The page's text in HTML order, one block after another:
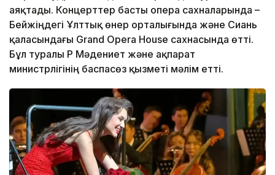
аяқтады. Концерттер басты опера сахналарында –
Бейжіңдегі Ұлттық өнер орталығында және Сиань
қаласындағы Grand Opera House сахнасында өтті.
Бұл туралы ҚР Мәдениет және ақпарат
министрлігінің баспасөз қызметі мәлім етті.